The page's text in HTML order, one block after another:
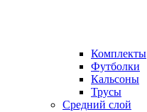
Комплекты
Футболки
Кальсоны
Трусы
Средний слой